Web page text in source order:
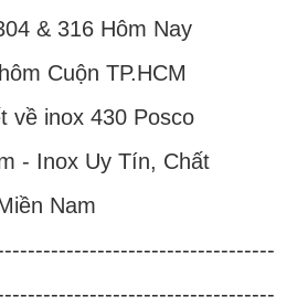
& 316 Hôm Nay
Cuộn TP.HCM
về inox 430 Posco
- Inox Uy Tín, Chất
Nam